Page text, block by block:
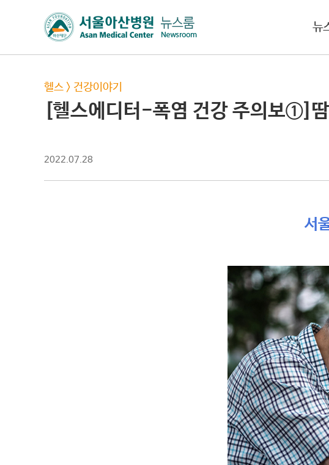
뉴
헬스 > 건강이야기
[헬스에디터-폭염 건강 주의보①]
2022.07.28
서